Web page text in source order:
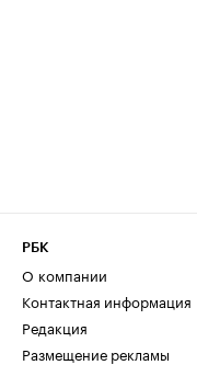
РБК
О компании
Контактная информация
Редакция
Размещение рекламы